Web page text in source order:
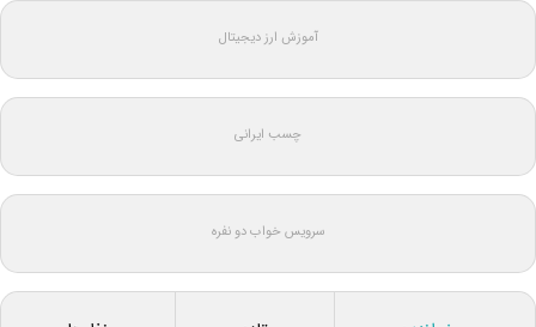
آموزش ارز دیجیتال
چسب ایرانی
سرویس خواب دو نفره